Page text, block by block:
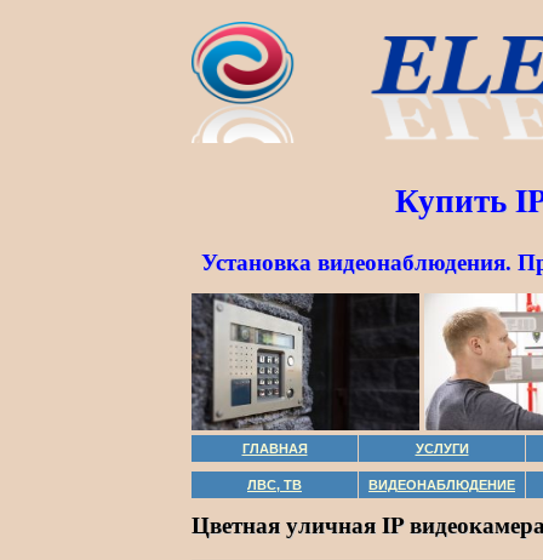
Купить
Установка видеонаблюдения.
ГЛАВНАЯ УСЛУГИ
ЛВС, ТВ ВИДЕОНАБЛЮДЕНИЕ
Цветная уличная IP